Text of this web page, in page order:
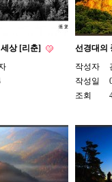
상 [리춘]
선경대의
작성자
작성일
조회